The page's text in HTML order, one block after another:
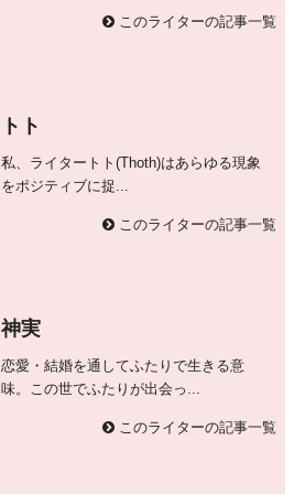
このライターの記事一覧
トト
私、ライタートト(Thoth)はあらゆる現象
をポジティブに捉...
このライターの記事一覧
神実
恋愛・結婚を通してふたりで生きる意
味。この世でふたりが出会っ...
このライターの記事一覧